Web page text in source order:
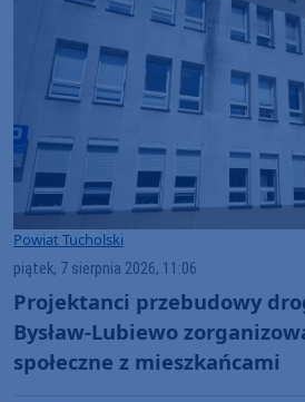
Powiat Tucholski
piątek, 7 sierpnia 2026, 11:06
Projektanci przebudowy
Bysław-Lubiewo
społeczne z mieszkańcami